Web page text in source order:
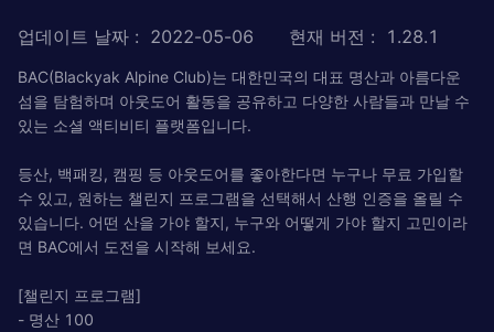
업데이트 날짜 : 2022-05-06 현재 버전 : 1.28.1
BAC(Blackyak Alpine Club)는 대한민국의 대표 명산과 아름다운
섬을 탐험하며 아웃도어 활동을 공유하고 다양한 사람들과 만날 수
있는 소셜 액티비티 플랫폼입니다.
등산, 백패킹, 캠핑 등 아웃도어를 좋아한다면 누구나 무료 가입할
수 있고, 원하는 챌린지 프로그램을 선택해서 산행 인증을 올릴 수
있습니다. 어떤 산을 가야 할지, 누구와 어떻게 가야 할지 고민이라
면 BAC에서 도전을 시작해 보세요.
[챌린지 프로그램]
- 명산 100